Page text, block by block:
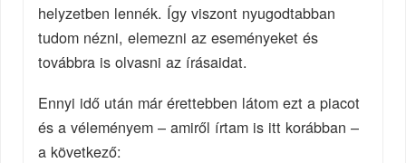
helyzetben lennék. Így viszont nyugodtabban
tudom nézni, elemezni az eseményeket és
továbbra is olvasni az írásaidat.
Ennyi idő után már érettebben látom ezt a piacot
és a véleményem – amiről írtam is itt korábban –
a következő: